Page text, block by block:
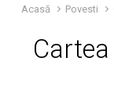
Acasă Povesti